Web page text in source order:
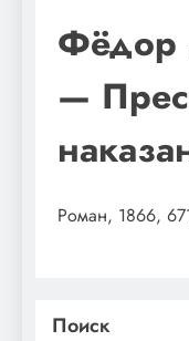
Фёдор
—
Роман, 1866,
Поиск